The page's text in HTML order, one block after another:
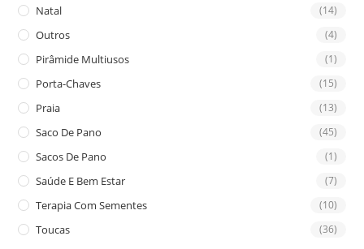
Natal (14)
Outros (4)
Pirâmide Multiusos (1)
Porta-Chaves (15)
Praia (13)
Saco De Pano (45)
Sacos De Pano (1)
Saúde E Bem Estar (7)
Terapia Com Sementes (10)
Toucas (36)